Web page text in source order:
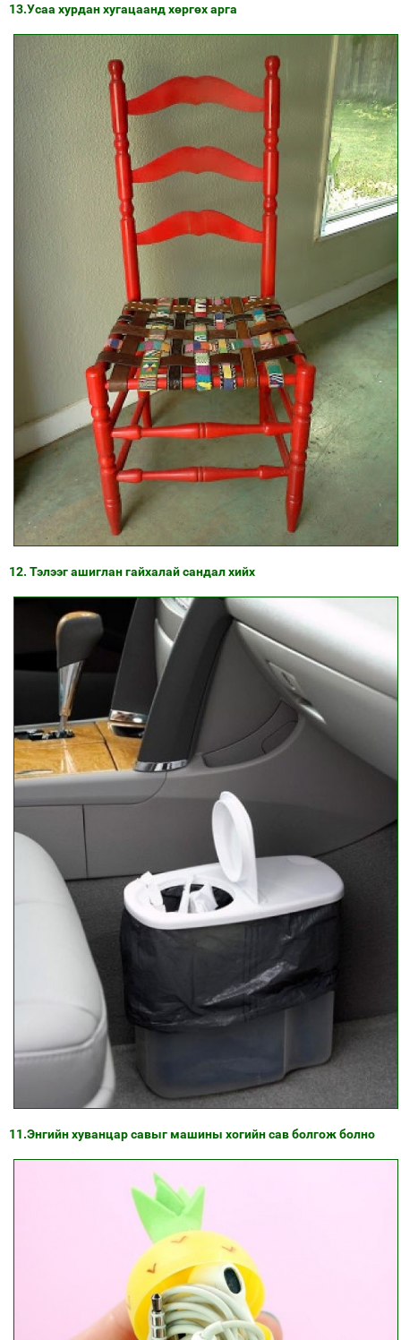
13.Усаа хурдан хугацаанд хөргөх арга
12. Тэлээг ашиглан гайхалай сандал хийх
11.Энгийн хуванцар савыг машины хогийн сав болгож болно